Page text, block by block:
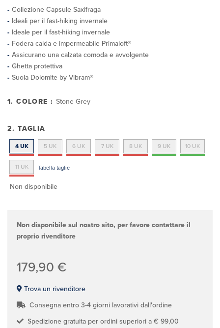
Collezione Capsule Saxifraga
Ideali per il fast-hiking invernale
Ideale per il fast-hiking invernale
Fodera calda e impermeabile Primaloft®
Assicurano una calzata comoda e avvolgente
Ghetta protettiva
Suola Dolomite by Vibram®
1. COLORE : Stone Grey
2. TAGLIA
4 UK 5 UK 6 UK 7 UK 8 UK 9 UK 10 UK
11 UK Tabella taglie
Non disponibile
Non disponibile sul nostro sito, per favore contattare il
proprio rivenditore
179,90 €
Trova un rivenditore
Consegna entro 3-4 giorni lavorativi dall'ordine
Spedizione gratuita per ordini superiori a € 99,00